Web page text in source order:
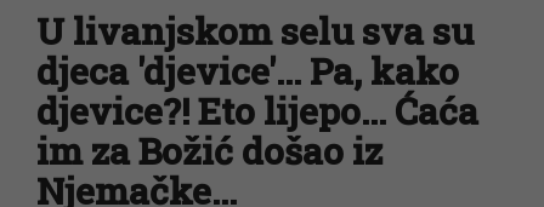
U livanjskom selu sva su
djeca 'djevice'... Pa, kako
djevice?! Eto lijepo... Ćaća
im za Božić došao iz
Njemačke...